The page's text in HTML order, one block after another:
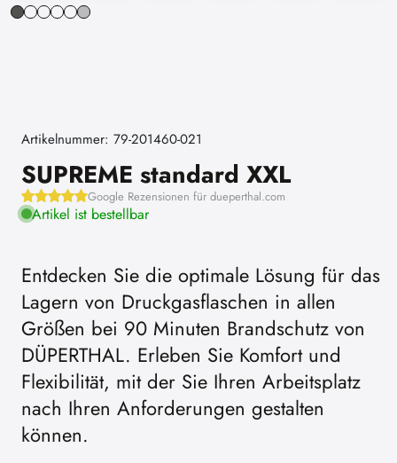
Artikelnummer: 79-201460-021
SUPREME standard XXL
Google Rezensionen für dueperthal.com
Artikel ist bestellbar
Entdecken Sie die optimale Lösung für das
Lagern von Druckgasflaschen in allen
Größen bei 90 Minuten Brandschutz von
DÜPERTHAL. Erleben Sie Komfort und
Flexibilität, mit der Sie Ihren Arbeitsplatz
nach Ihren Anforderungen gestalten
können.